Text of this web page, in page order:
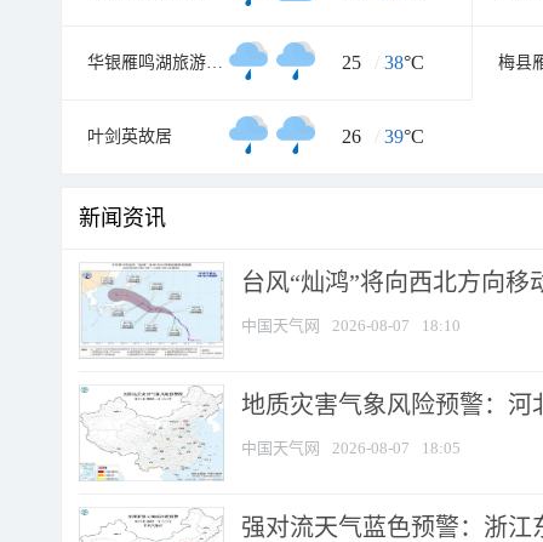
华银雁鸣湖旅游度假村 25 / 38°C
叶剑英故居 26 / 39°C
新闻资讯
台风“灿鸿”将向西北方向移
中国天气网 2026-08-07 18:10
地质灾害气象风险预警：河
中国天气网 2026-08-07 18:05
强对流天气蓝色预警：浙江